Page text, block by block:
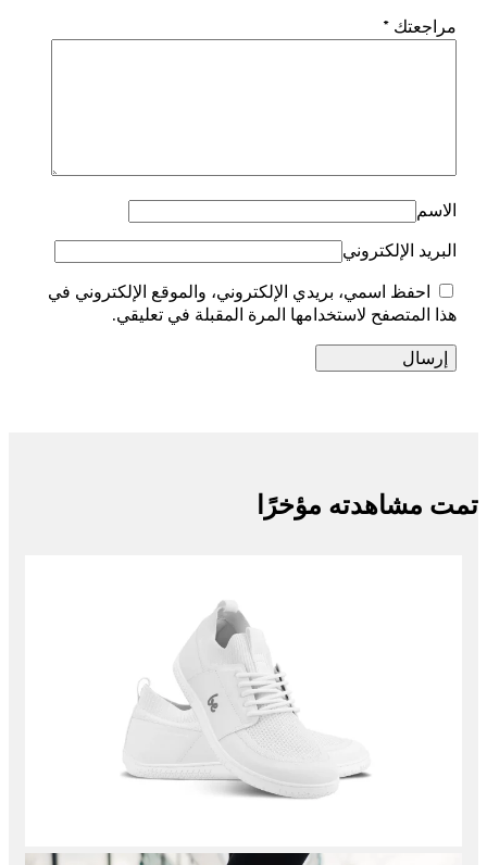
مراجعتك *
الاسم
البريد الإلكتروني
احفظ اسمي، بريدي الإلكتروني، والموقع الإلكتروني في
هذا المتصفح لاستخدامها المرة المقبلة في تعليقي.
تمت مشاهدته مؤخرًا